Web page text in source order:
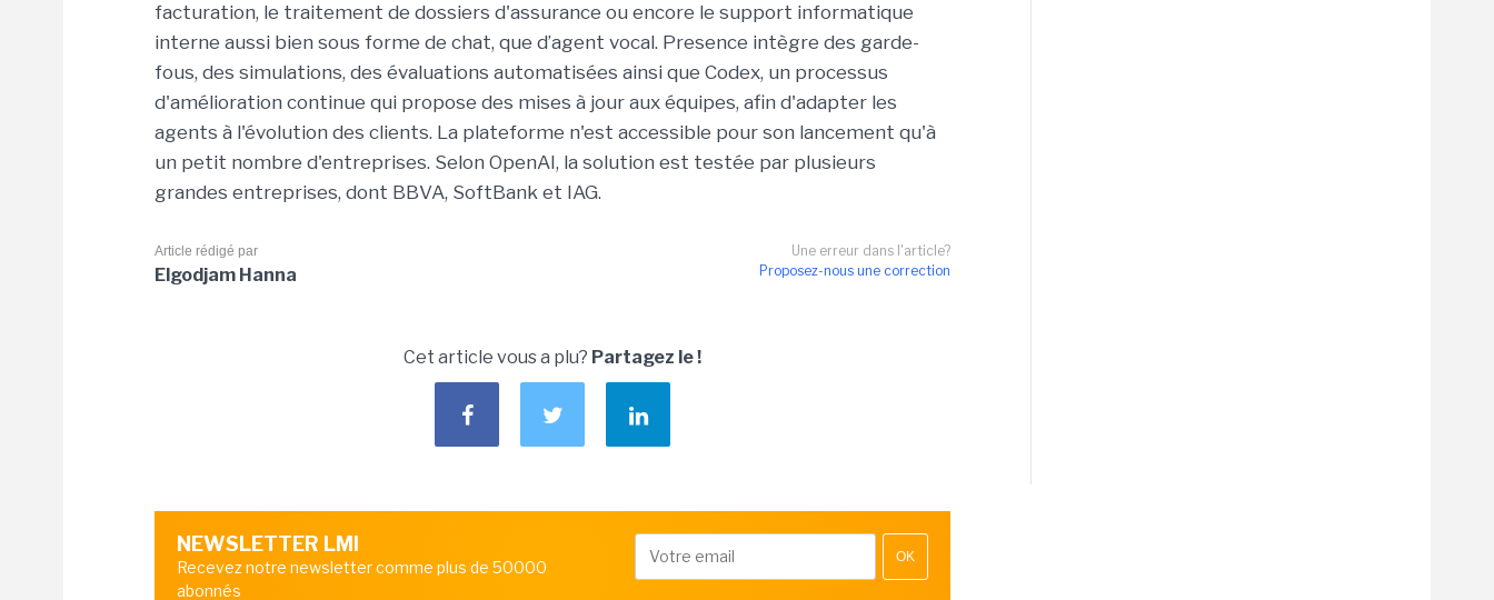
facturation, le traitement de dossiers d'assurance ou encore le support informatique
interne aussi bien sous forme de chat, que d’agent vocal. Presence intègre des garde-
fous, des simulations, des évaluations automatisées ainsi que Codex, un processus
d'amélioration continue qui propose des mises à jour aux équipes, afin d'adapter les
agents à l'évolution des clients. La plateforme n'est accessible pour son lancement qu'à
un petit nombre d'entreprises. Selon OpenAI, la solution est testée par plusieurs
grandes entreprises, dont BBVA, SoftBank et IAG.
Une erreur dans l'article?
Proposez-nous une correction
Article rédigé par
Elgodjam Hanna
Cet article vous a plu? Partagez le !
NEWSLETTER LMI
Recevez notre newsletter comme plus de 50000
abonnés
OK